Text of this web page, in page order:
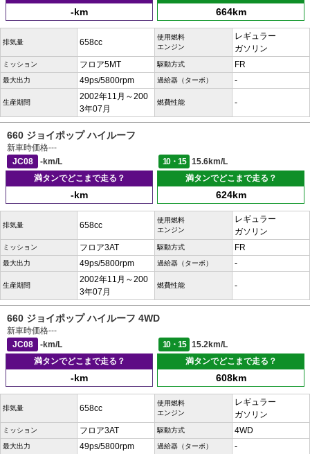
-km 664km
排気量 658cc
使用燃料
エンジン
レギュラー
ガソリン
ミッション フロア5MT 駆動方式 FR
最大出力 49ps/5800rpm 過給器（ターボ） -
生産期間
2002年11月～200
3年07月
燃費性能 -
660 ジョイポップ ハイルーフ
新車時価格---
JC08
-km/L 10・15
15.6km/L
満タンでどこまで走る？
-km
満タンでどこまで走る？
624km
排気量 658cc
使用燃料
エンジン
レギュラー
ガソリン
ミッション フロア3AT 駆動方式 FR
最大出力 49ps/5800rpm 過給器（ターボ） -
生産期間
2002年11月～200
3年07月
燃費性能 -
660 ジョイポップ ハイルーフ 4WD
新車時価格---
JC08
-km/L 10・15
15.2km/L
満タンでどこまで走る？
-km
満タンでどこまで走る？
608km
排気量 658cc
使用燃料
エンジン
レギュラー
ガソリン
ミッション フロア3AT 駆動方式 4WD
最大出力 49ps/5800rpm 過給器（ターボ） -